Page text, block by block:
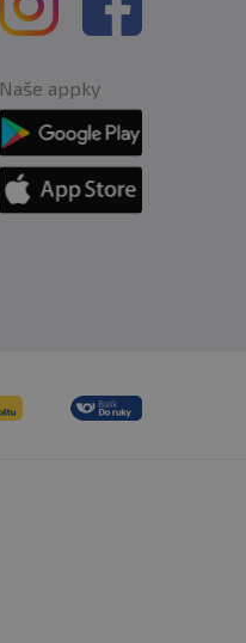
Naše appky